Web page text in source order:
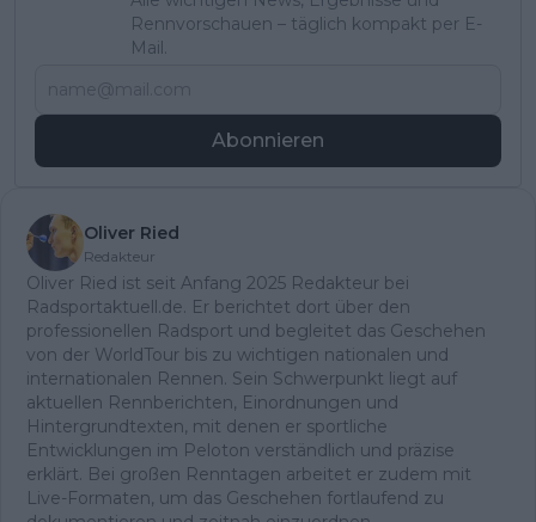
Rennvorschauen – täglich kompakt per E-
Mail.
Abonnieren
Oliver Ried
Redakteur
Oliver Ried ist seit Anfang 2025 Redakteur bei
Radsportaktuell.de. Er berichtet dort über den
professionellen Radsport und begleitet das Geschehen
von der WorldTour bis zu wichtigen nationalen und
internationalen Rennen. Sein Schwerpunkt liegt auf
aktuellen Rennberichten, Einordnungen und
Hintergrundtexten, mit denen er sportliche
Entwicklungen im Peloton verständlich und präzise
erklärt. Bei großen Renntagen arbeitet er zudem mit
Live-Formaten, um das Geschehen fortlaufend zu